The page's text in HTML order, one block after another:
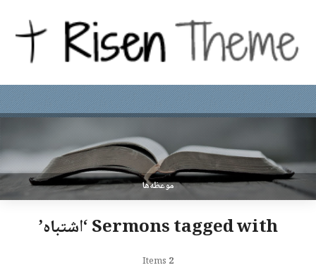
موعظه‌ها
Sermons tagged with ‘اشتباه’
2